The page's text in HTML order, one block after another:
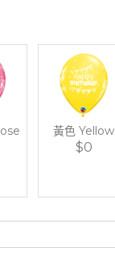
黃色 Yellow
$0